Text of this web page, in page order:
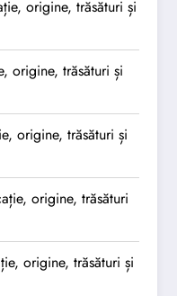
origine, trăsături și
origine, trăsături și
origine, trăsături și
origine, trăsături
origine, trăsături și